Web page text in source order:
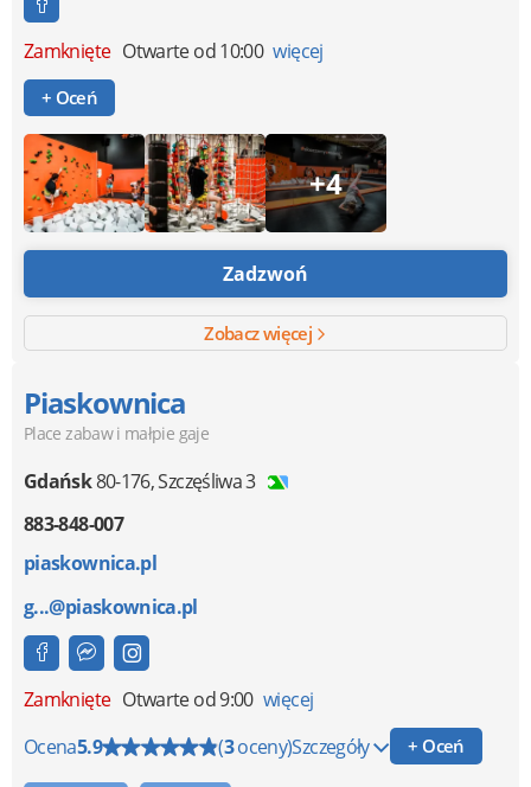
Zamknięte Otwarte od 10:00 więcej
+ Oceń
+4
Zadzwoń
Zobacz więcej
Piaskownica
Place zabaw i małpie gaje
Gdańsk80-176,Szczęśliwa 3
883-848-007
piaskownica.pl
g...@piaskownica.pl
Zamknięte Otwarte od 9:00 więcej
Ocena5.9 (3oceny)Szczegóły + Oceń